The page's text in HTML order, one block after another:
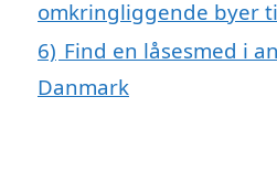
omkringliggende byer
6) Find en låsesmed i
Danmark